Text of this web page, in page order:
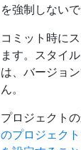
を強制しないで
コミット時に
ます。スタイ
は、バージョ
ん。
プロジェクト
のプロジェク